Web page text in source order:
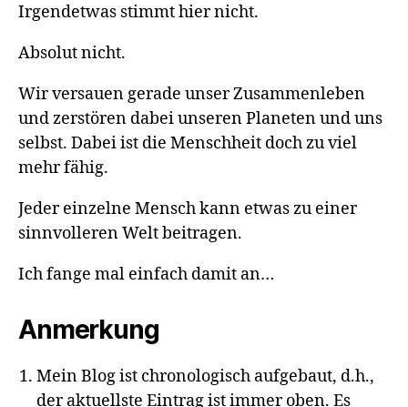
Irgendetwas stimmt hier nicht.
Absolut nicht.
Wir versauen gerade unser Zusammenleben
und zerstören dabei unseren Planeten und uns
selbst. Dabei ist die Menschheit doch zu viel
mehr fähig.
Jeder einzelne Mensch kann etwas zu einer
sinnvolleren Welt beitragen.
Ich fange mal einfach damit an…
Anmerkung
Mein Blog ist chronologisch aufgebaut, d.h.,
der aktuellste Eintrag ist immer oben. Es